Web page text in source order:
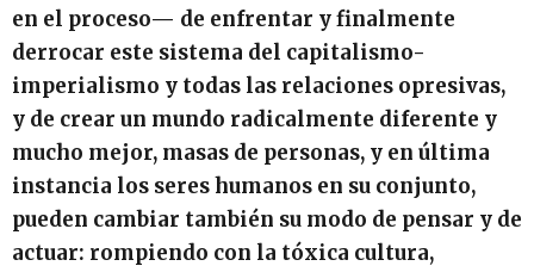
en el proceso— de enfrentar y finalmente
derrocar este sistema del capitalismo-
imperialismo y todas las relaciones opresivas,
y de crear un mundo radicalmente diferente y
mucho mejor, masas de personas, y en última
instancia los seres humanos en su conjunto,
pueden cambiar también su modo de pensar y de
actuar: rompiendo con la tóxica cultura,